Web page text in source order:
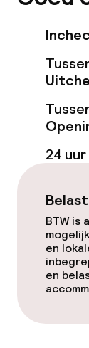
Gratis
TV
Eet- en
Bar
24
BTW is
en
en